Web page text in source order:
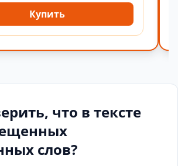
Купить
что в тексте
слов?